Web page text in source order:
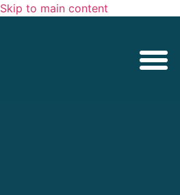
Skip to main content